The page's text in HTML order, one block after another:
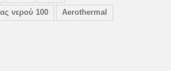
νερού 100
Aerothermal